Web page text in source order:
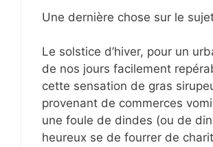
Une dernière chose sur le
Le solstice d’hiver, pour un
de nos jours facilement
cette sensation de gras
provenant de commerces
une foule de dindes (ou de
heureux se de fourrer de